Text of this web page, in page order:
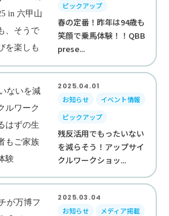
ピックアップ
春の定番！昨年は94歳も
笑顔で乗馬体験！！QBB
prese...
2025.04.01
お知らせ
イベント情報
ピックアップ
残反活用でもったいない
を減らそう！アップサイ
クルワークショッ...
2025.03.04
お知らせ
メディア掲載